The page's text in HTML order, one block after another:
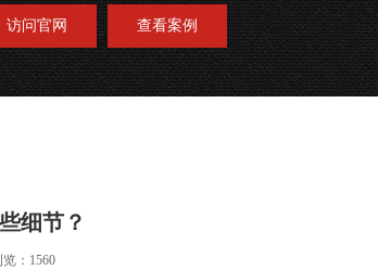
访问官网 查看案例
细节？
览：1560